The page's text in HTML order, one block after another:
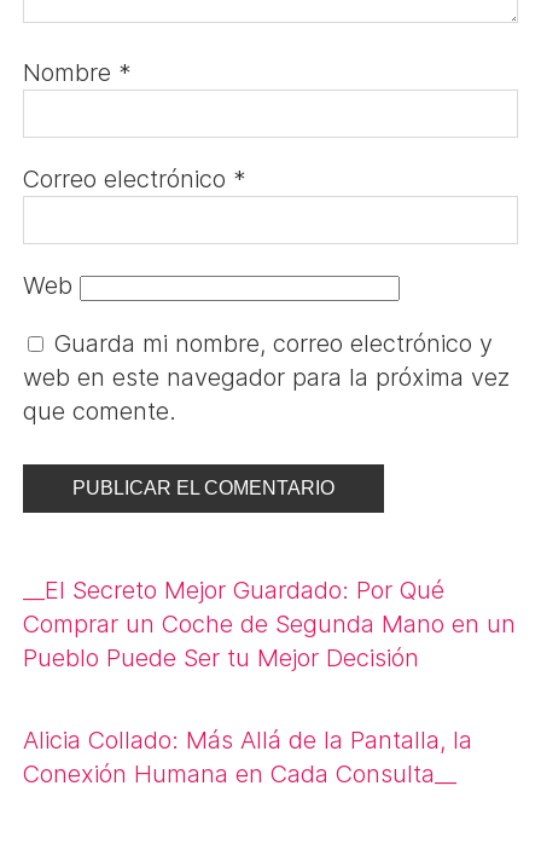
Nombre *
Correo electrónico *
Web
Guarda mi nombre, correo electrónico y
web en este navegador para la próxima vez
que comente.
Navegación
de
entradas
El Secreto Mejor Guardado: Por Qué
Comprar un Coche de Segunda Mano en un
Pueblo Puede Ser tu Mejor Decisión
Alicia Collado: Más Allá de la Pantalla, la
Conexión Humana en Cada Consulta